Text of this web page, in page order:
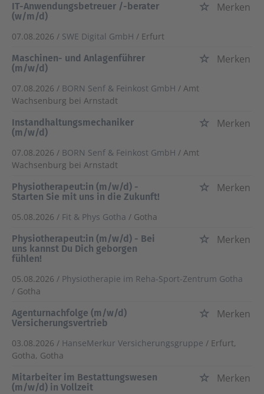
IT-Anwendungsbetreuer /-berater
(w/m/d)
Merken
07.08.2026 / SWE Digital GmbH / Erfurt
Maschinen- und Anlagenführer
(m/w/d)
Merken
07.08.2026 / BORN Senf & Feinkost GmbH / Amt
Wachsenburg bei Arnstadt
Instandhaltungsmechaniker
(m/w/d)
Merken
07.08.2026 / BORN Senf & Feinkost GmbH / Amt
Wachsenburg bei Arnstadt
Physiotherapeut:in (m/w/d) -
Starten Sie mit uns in die Zukunft!
Merken
05.08.2026 / Fit & Phys Gotha / Gotha
Physiotherapeut:in (m/w/d) - Bei
uns kannst Du Dich geborgen
fühlen!
Merken
05.08.2026 / Physiotherapie im Reha-Sport-Zentrum Gotha
/ Gotha
Agenturnachfolge (m/w/d)
Versicherungsvertrieb
Merken
03.08.2026 / HanseMerkur Versicherungsgruppe / Erfurt,
Gotha, Gotha
Mitarbeiter im Bestattungswesen
(m/w/d) in Vollzeit
Merken